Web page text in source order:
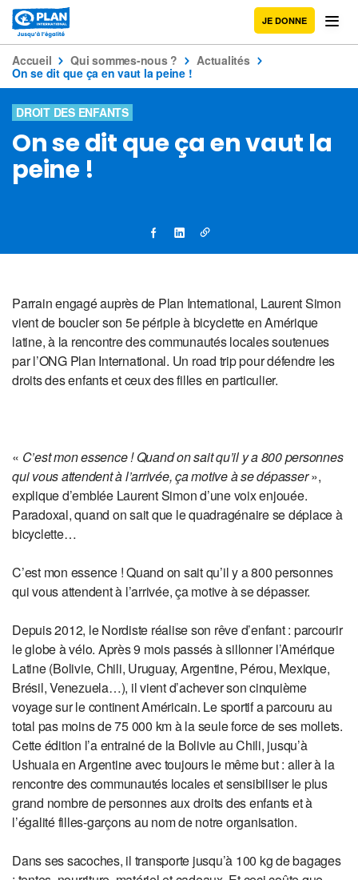
JE DONNE
Accueil Qui sommes-nous ?
Actualités
On se dit que ça en vaut la peine !
DROIT DES ENFANTS
On se dit que ça en vaut la
peine !
Parrain engagé auprès de Plan International, Laurent Simon
vient de boucler son 5e périple à bicyclette en Amérique
latine, à la rencontre des communautés locales soutenues
par l’ONG Plan International. Un road trip pour défendre les
droits des enfants et ceux des filles en particulier.
« C’est mon essence ! Quand on sait qu’il y a 800 personnes
qui vous attendent à l’arrivée, ça motive à se dépasser»,
explique d’emblée Laurent Simon d’une voix enjouée.
Paradoxal, quand on sait que le quadragénaire se déplace à
bicyclette…
C’est mon essence ! Quand on sait qu’il y a 800 personnes
qui vous attendent à l’arrivée, ça motive à se dépasser.
Depuis 2012, le Nordiste réalise son rêve d’enfant : parcourir
le globe à vélo. Après 9 mois passés à sillonner l’Amérique
Latine (Bolivie, Chili, Uruguay, Argentine, Pérou, Mexique,
Brésil, Venezuela…), il vient d’achever son cinquième
voyage sur le continent Américain. Le sportif a parcouru au
total pas moins de 75 000 km à la seule force de ses mollets.
Cette édition l’a entrainé de la Bolivie au Chili, jusqu’à
Ushuaia en Argentine avec toujours le même but : aller à la
rencontre des communautés locales et sensibiliser le plus
grand nombre de personnes aux droits des enfants et à
l’égalité filles-garçons au nom de notre organisation.
Dans ses sacoches, il transporte jusqu’à 100 kg de bagages